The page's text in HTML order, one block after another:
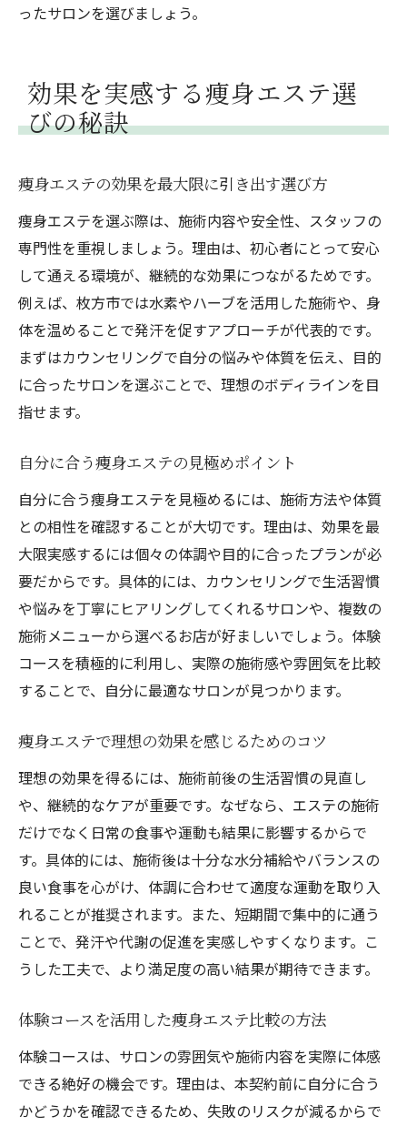
ったサロンを選びましょう。
効果を実感する痩身エステ選
びの秘訣
痩身エステの効果を最大限に引き出す選び方
痩身エステを選ぶ際は、施術内容や安全性、スタッフの
専門性を重視しましょう。理由は、初心者にとって安心
して通える環境が、継続的な効果につながるためです。
例えば、枚方市では水素やハーブを活用した施術や、身
体を温めることで発汗を促すアプローチが代表的です。
まずはカウンセリングで自分の悩みや体質を伝え、目的
に合ったサロンを選ぶことで、理想のボディラインを目
指せます。
自分に合う痩身エステの見極めポイント
自分に合う痩身エステを見極めるには、施術方法や体質
との相性を確認することが大切です。理由は、効果を最
大限実感するには個々の体調や目的に合ったプランが必
要だからです。具体的には、カウンセリングで生活習慣
や悩みを丁寧にヒアリングしてくれるサロンや、複数の
施術メニューから選べるお店が好ましいでしょう。体験
コースを積極的に利用し、実際の施術感や雰囲気を比較
することで、自分に最適なサロンが見つかります。
痩身エステで理想の効果を感じるためのコツ
理想の効果を得るには、施術前後の生活習慣の見直し
や、継続的なケアが重要です。なぜなら、エステの施術
だけでなく日常の食事や運動も結果に影響するからで
す。具体的には、施術後は十分な水分補給やバランスの
良い食事を心がけ、体調に合わせて適度な運動を取り入
れることが推奨されます。また、短期間で集中的に通う
ことで、発汗や代謝の促進を実感しやすくなります。こ
うした工夫で、より満足度の高い結果が期待できます。
体験コースを活用した痩身エステ比較の方法
体験コースは、サロンの雰囲気や施術内容を実際に体感
できる絶好の機会です。理由は、本契約前に自分に合う
かどうかを確認できるため、失敗のリスクが減るからで